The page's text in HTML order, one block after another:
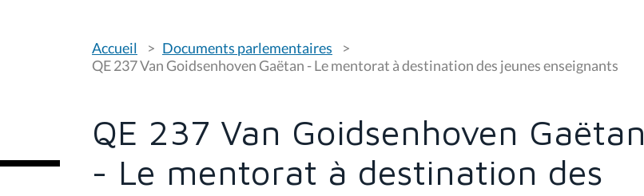
o
u
s
s
Accueil
Documents parlementaires
QE 237 Van Goidsenhoven Gaëtan - Le mentorat à destination des jeunes enseignants
QE 237 Van Goidsenhoven Gaëtan
- Le mentorat à destination des